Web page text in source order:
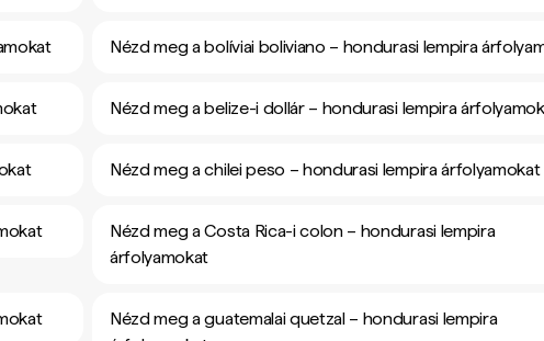
Nézd meg a bolíviai boliviano – hondurasi lempira
Nézd meg a belize-i dollár – hondurasi lempira
Nézd meg a chilei peso – hondurasi lempira árfolyamokat
Nézd meg a Costa Rica-i colon – hondurasi lempira
árfolyamokat
Nézd meg a guatemalai quetzal – hondurasi lempira